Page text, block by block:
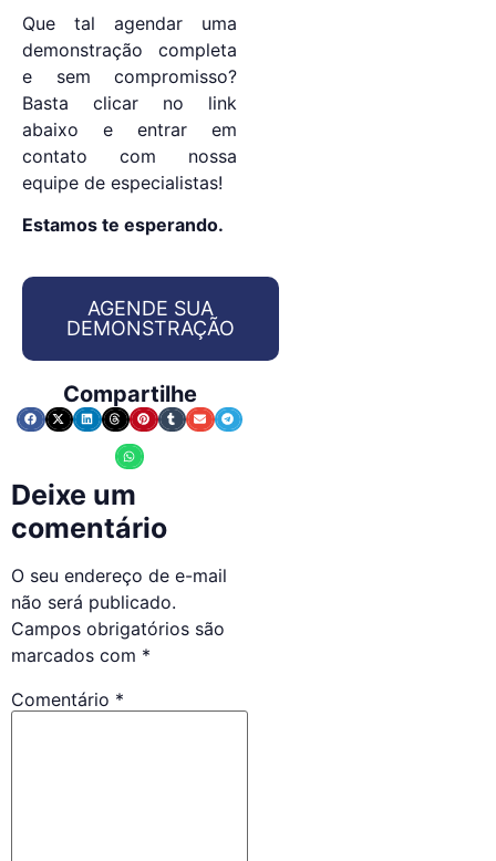
Que tal agendar uma
demonstração completa
e sem compromisso?
Basta clicar no link
abaixo e entrar em
contato com nossa
equipe de especialistas!
Estamos te esperando.
AGENDE SUA
DEMONSTRAÇÃO
Compartilhe
Deixe um
comentário
O seu endereço de e-mail
não será publicado.
Campos obrigatórios são
marcados com *
Comentário *